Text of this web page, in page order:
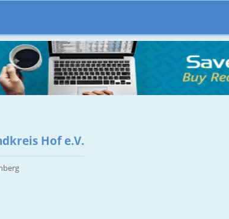
Hof e.V.